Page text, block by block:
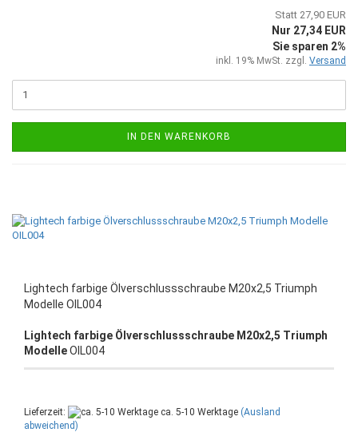
Statt 27,90 EUR
Nur 27,34 EUR
Sie sparen 2%
inkl. 19% MwSt. zzgl. Versand
IN DEN WARENKORB
Lightech farbige Ölverschlussschraube M20x2,5 Triumph
Modelle OIL004
Lightech farbige Ölverschlussschraube M20x2,5 Triumph
ModelleOIL004
Lieferzeit: ca. 5-10 Werktage (Ausland
abweichend)